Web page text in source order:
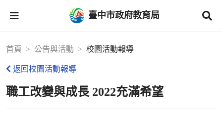
臺中市政府教育局
首頁 公告與活動 校園活動報導
返回校園活動報導
職工改變與成長 2022充滿希望